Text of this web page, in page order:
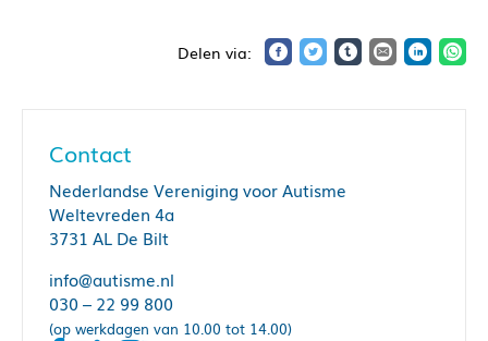
Contact
Nederlandse Vereniging voor Autisme
Weltevreden 4a
3731 AL De Bilt
info@autisme.nl
030 – 22 99 800
(op werkdagen van 10.00 tot 14.00)